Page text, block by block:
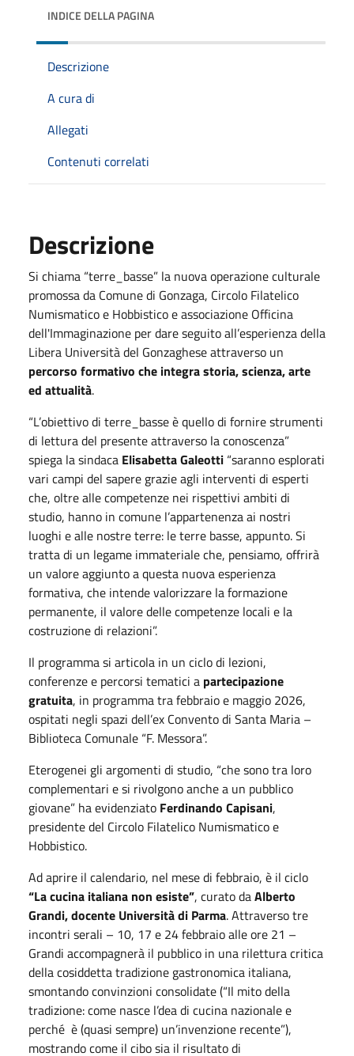
INDICE DELLA PAGINA
Descrizione
A cura di
Allegati
Contenuti correlati
Descrizione
Si chiama “terre_basse” la nuova operazione culturale
promossa da Comune di Gonzaga, Circolo Filatelico
Numismatico e Hobbistico e associazione Officina
dell'Immaginazione per dare seguito all’esperienza della
Libera Università del Gonzaghese attraverso un
percorso formativo che integra storia, scienza, arte
ed attualità.
“L’obiettivo di terre_basse è quello di fornire strumenti
di lettura del presente attraverso la conoscenza”
spiega la sindaca Elisabetta Galeotti “saranno esplorati
vari campi del sapere grazie agli interventi di esperti
che, oltre alle competenze nei rispettivi ambiti di
studio, hanno in comune l’appartenenza ai nostri
luoghi e alle nostre terre: le terre basse, appunto. Si
tratta di un legame immateriale che, pensiamo, offrirà
un valore aggiunto a questa nuova esperienza
formativa, che intende valorizzare la formazione
permanente, il valore delle competenze locali e la
costruzione di relazioni”.
Il programma si articola in un ciclo di lezioni,
conferenze e percorsi tematici a partecipazione
gratuita, in programma tra febbraio e maggio 2026,
ospitati negli spazi dell’ex Convento di Santa Maria –
Biblioteca Comunale “F. Messora”.
Eterogenei gli argomenti di studio, “che sono tra loro
complementari e si rivolgono anche a un pubblico
giovane” ha evidenziato Ferdinando Capisani,
presidente del Circolo Filatelico Numismatico e
Hobbistico.
Ad aprire il calendario, nel mese di febbraio, è il ciclo
“La cucina italiana non esiste”, curato daAlberto
Grandi, docente Università di Parma. Attraverso tre
incontri serali – 10, 17 e 24 febbraio alle ore 21 –
Grandi accompagnerà il pubblico in una rilettura critica
della cosiddetta tradizione gastronomica italiana,
smontando convinzioni consolidate (“Il mito della
tradizione: come nasce l’dea di cucina nazionale e
perché è (quasi sempre) un’invenzione recente”),
mostrando come il cibo sia il risultato di